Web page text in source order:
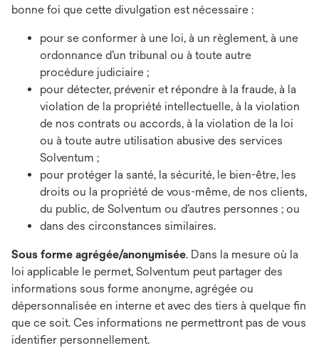
bonne foi que cette divulgation est nécessaire :
pour se conformer à une loi, à un règlement, à une
ordonnance d’un tribunal ou à toute autre
procédure judiciaire ;
pour détecter, prévenir et répondre à la fraude, à la
violation de la propriété intellectuelle, à la violation
de nos contrats ou accords, à la violation de la loi
ou à toute autre utilisation abusive des services
Solventum ;
pour protéger la santé, la sécurité, le bien-être, les
droits ou la propriété de vous-même, de nos clients,
du public, de Solventum ou d’autres personnes ; ou
dans des circonstances similaires.
Sous forme agrégée/anonymisée. Dans la mesure où la
loi applicable le permet, Solventum peut partager des
informations sous forme anonyme, agrégée ou
dépersonnalisée en interne et avec des tiers à quelque fin
que ce soit. Ces informations ne permettront pas de vous
identifier personnellement.